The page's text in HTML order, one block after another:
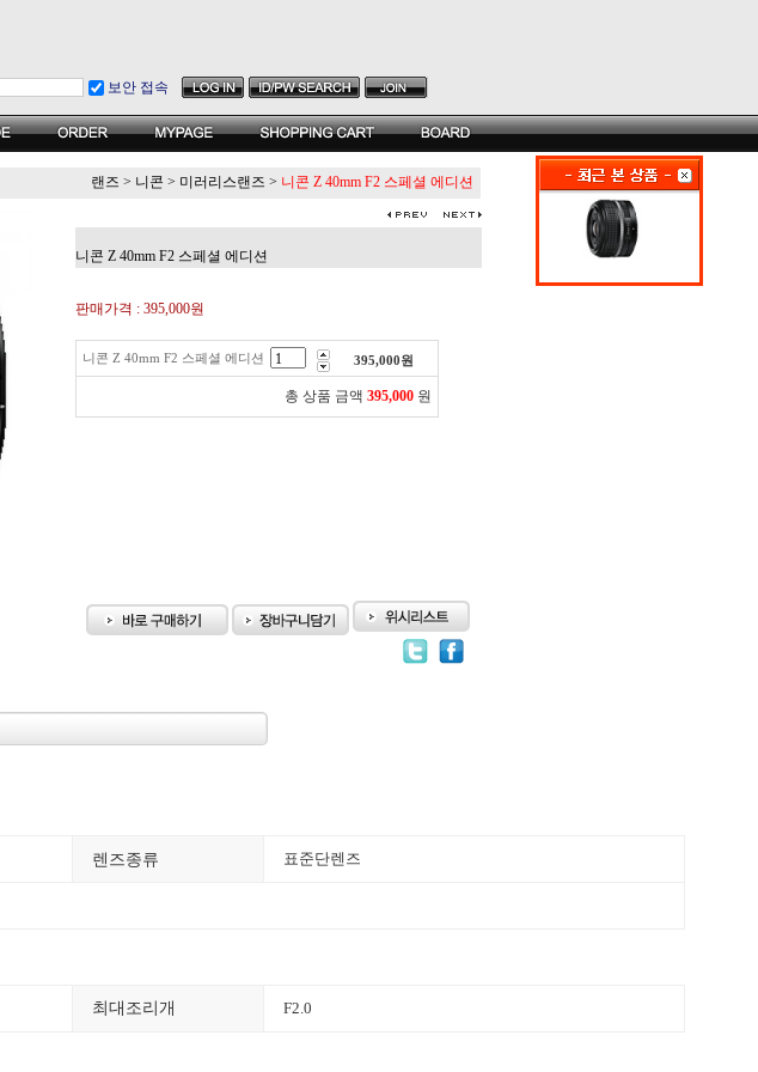
보안 접속
랜즈 > 니콘 > 미러리스랜즈 > 니콘 Z 40mm F2 스페셜 에디션
니콘 Z 40mm F2 스페셜 에디션
판매가격 : 395,000원
니콘 Z 40mm F2 스페셜 에디션 395,000원
총 상품 금액 395,000 원
렌즈종류 표준단렌즈
최대조리개 F2.0